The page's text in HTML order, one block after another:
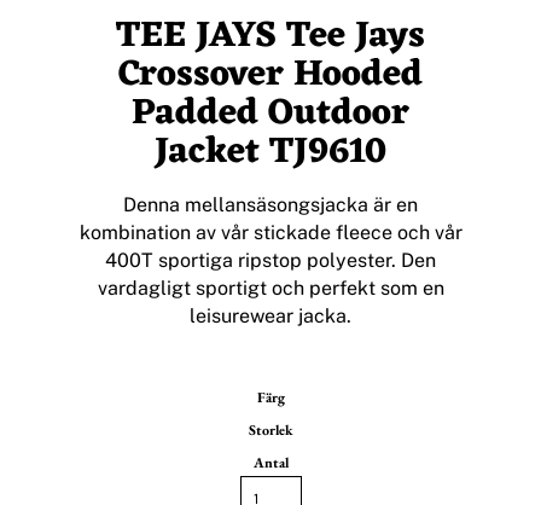
TEE JAYS Tee Jays
Crossover Hooded
Padded Outdoor
Jacket TJ9610
Denna mellansäsongsjacka är en
kombination av vår stickade fleece och vår
400T sportiga ripstop polyester. Den
vardagligt sportigt och perfekt som en
leisurewear jacka.
Färg
Storlek
Antal